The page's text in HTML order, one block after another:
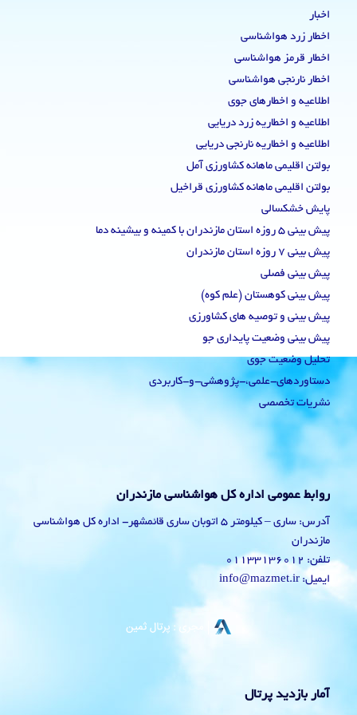
اخبار
اخطار زرد هواشناسی
اخطار قرمز هواشناسی
اخطار نارنجی هواشناسی
اطلاعیه و اخطارهای جوی
اطلاعیه و اخطاریه زرد دریایی
اطلاعیه و اخطاریه نارنجی دریایی
بولتن اقلیمی ماهانه کشاورزی آمل
بولتن اقلیمی ماهانه کشاورزی قراخیل
پایش خشکسالی
پیش بینی 5 روزه استان مازندران با کمینه و بیشینه دما
پیش بینی 7 روزه استان مازندران
پیش بینی فصلی
پیش بینی کوهستان (علم کوه)
پیش بینی و توصیه های کشاورزی
پیش بینی وضعیت پایداری جو
تحلیل وضعیت جوی
دستاوردهای-علمی،-پژوهشی-و-کاربردی
نشریات تخصصی
روابط عمومی اداره کل هواشناسی مازندران
آدرس: ساری – کیلومتر 5 اتوبان ساری قائمشهر- اداره کل هواشناسی
مازندران
تلفن: 01133136012
ایمیل: info@mazmet.ir
آمار بازدید پرتال